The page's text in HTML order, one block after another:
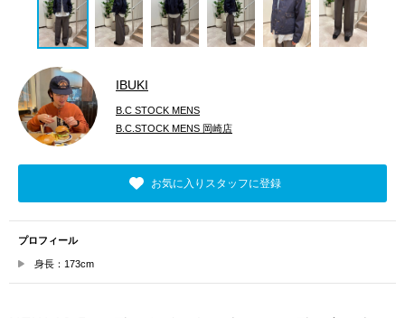
IBUKI
B.C STOCK MENS
B.C.STOCK MENS 岡崎店
お気に入りスタッフに登録
プロフィール
身長：173cm